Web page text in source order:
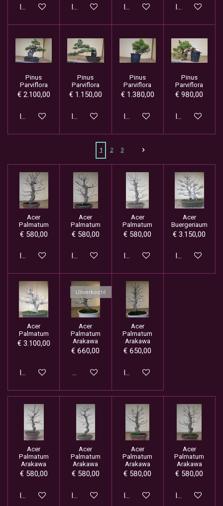
In winkelwagen In winkelwagen In winkelwagen In
Pinus
Parviflora
€ 2.100,00
In winkelwagen
Pinus
Parviflora
€ 1.150,00
In winkelwagen
Pinus
Parviflora
€ 1.380,00
In winkelwagen
Pinus
Parviflora
€ 980,00
In
1 2 3
Acer
Palmatum
€ 580,00
In winkelwagen
Acer
Palmatum
€ 580,00
In winkelwagen
Acer
Palmatum
€ 580,00
In winkelwagen
Acer
Buergeriaum
€ 3.150,00
In
Acer
Palmatum
€ 3.100,00
In winkelwagen
Uitverkocht
Acer
Palmatum
Arakawa
€ 660,00
Houd mij op de hoogte
Acer
Palmatum
Arakawa
€ 650,00
In winkelwagen
Acer
Palmatum
Arakawa
€ 580,00
In winkelwagen
Acer
Palmatum
Arakawa
€ 580,00
In winkelwagen
Acer
Palmatum
Arakawa
€ 580,00
In winkelwagen
Acer
Palmatum
Arakawa
€ 580,00
In